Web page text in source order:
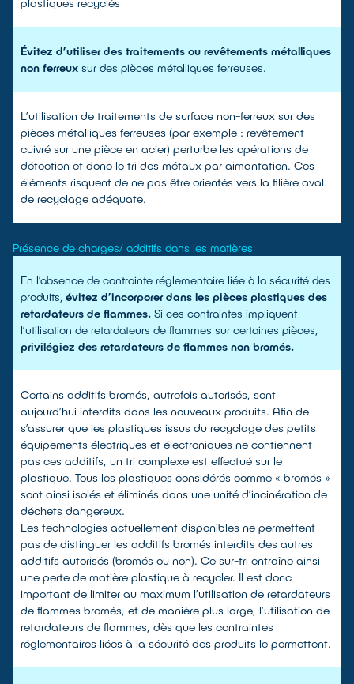
plastiques recyclés
Évitez d’utiliser des traitements ou revêtements métalliques
non ferreux sur des pièces métalliques ferreuses.
L’utilisation de traitements de surface non-ferreux sur des
pièces métalliques ferreuses (par exemple : revêtement
cuivré sur une pièce en acier) perturbe les opérations de
détection et donc le tri des métaux par aimantation. Ces
éléments risquent de ne pas être orientés vers la filière aval
de recyclage adéquate.
Présence de charges/ additifs dans les matières
En l’absence de contrainte réglementaire liée à la sécurité des
produits, évitez d’incorporer dans les pièces plastiques des
retardateurs de flammes. Si ces contraintes impliquent
l’utilisation de retardateurs de flammes sur certaines pièces,
privilégiez des retardateurs de flammes non bromés.
Certains additifs bromés, autrefois autorisés, sont
aujourd’hui interdits dans les nouveaux produits. Afin de
s’assurer que les plastiques issus du recyclage des petits
équipements électriques et électroniques ne contiennent
pas ces additifs, un tri complexe est effectué sur le
plastique. Tous les plastiques considérés comme « bromés »
sont ainsi isolés et éliminés dans une unité d’incinération de
déchets dangereux.
Les technologies actuellement disponibles ne permettent
pas de distinguer les additifs bromés interdits des autres
additifs autorisés (bromés ou non). Ce sur-tri entraîne ainsi
une perte de matière plastique à recycler. Il est donc
important de limiter au maximum l’utilisation de retardateurs
de flammes bromés, et de manière plus large, l’utilisation de
retardateurs de flammes, dès que les contraintes
réglementaires liées à la sécurité des produits le permettent.